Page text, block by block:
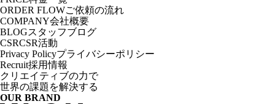
ORDER FLOWご依頼の流れ
COMPANY会社概要
BLOGスタッフブログ
CSRCSR活動
Privacy Policyプライバシーポリシー
Recruit採用情報
クリエイティブの力で
世界の課題を解決する
OUR BRAND